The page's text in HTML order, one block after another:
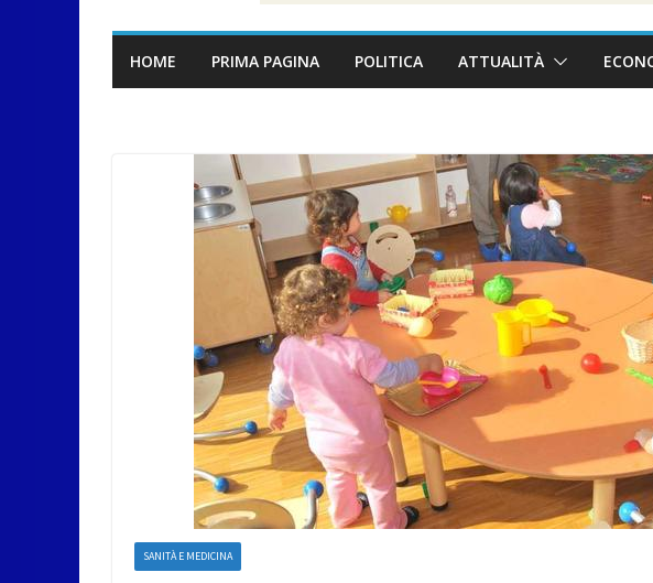
HOME PRIMA PAGINA POLITICA ATTUALITÀ
SANITÀ E MEDICINA